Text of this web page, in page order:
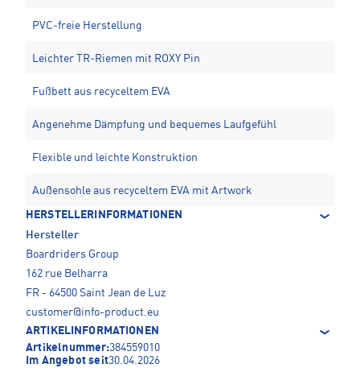
PVC‑freie Herstellung
Leichter TR‑Riemen mit ROXY Pin
Fußbett aus recyceltem EVA
Angenehme Dämpfung und bequemes Laufgefühl
Flexible und leichte Konstruktion
Außensohle aus recyceltem EVA mit Artwork
HERSTELLERINFORMATIONEN
Hersteller
Boardriders Group
162 rue Belharra
FR - 64500 Saint Jean de Luz
customer@info-product.eu
ARTIKELINFORMATIONEN
Artikelnummer:384559010
Im Angebot seit30.04.2026